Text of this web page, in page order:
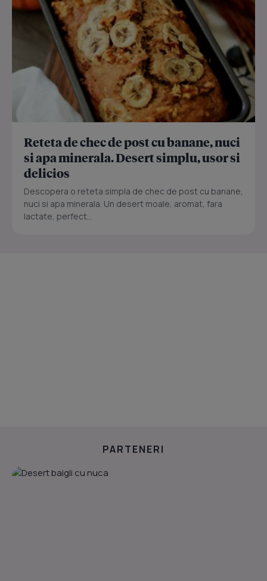
Reteta de chec de post cu banane, nuci
si apa minerala. Desert simplu, usor si
delicios
Descopera o reteta simpla de chec de post cu banane,
nuci si apa minerala. Un desert moale, aromat, fara
lactate, perfect...
PARTENERI